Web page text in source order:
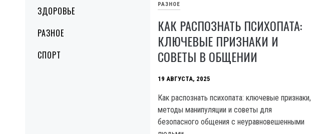
ЗДОРОВЬЕ
РАЗНОЕ
СПОРТ
РАЗНОЕ
КАК РАСПОЗНАТЬ ПСИХОПАТА:
КЛЮЧЕВЫЕ ПРИЗНАКИ И
СОВЕТЫ В ОБЩЕНИИ
19 АВГУСТА, 2025
Как распознать психопата: ключевые признаки,
методы манипуляции и советы для
безопасного общения с неуравновешенными